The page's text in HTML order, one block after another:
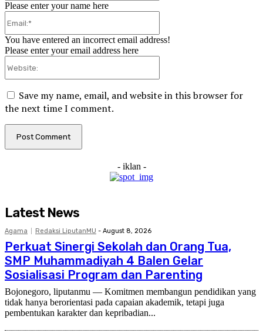
Please enter your name here
You have entered an incorrect email address!
Please enter your email address here
Save my name, email, and website in this browser for
the next time I comment.
- iklan -
Latest News
Agama Redaksi LiputanMU - August 8, 2026
Perkuat Sinergi Sekolah dan Orang Tua,
SMP Muhammadiyah 4 Balen Gelar
Sosialisasi Program dan Parenting
Bojonegoro, liputanmu — Komitmen membangun pendidikan yang
tidak hanya berorientasi pada capaian akademik, tetapi juga
pembentukan karakter dan kepribadian...